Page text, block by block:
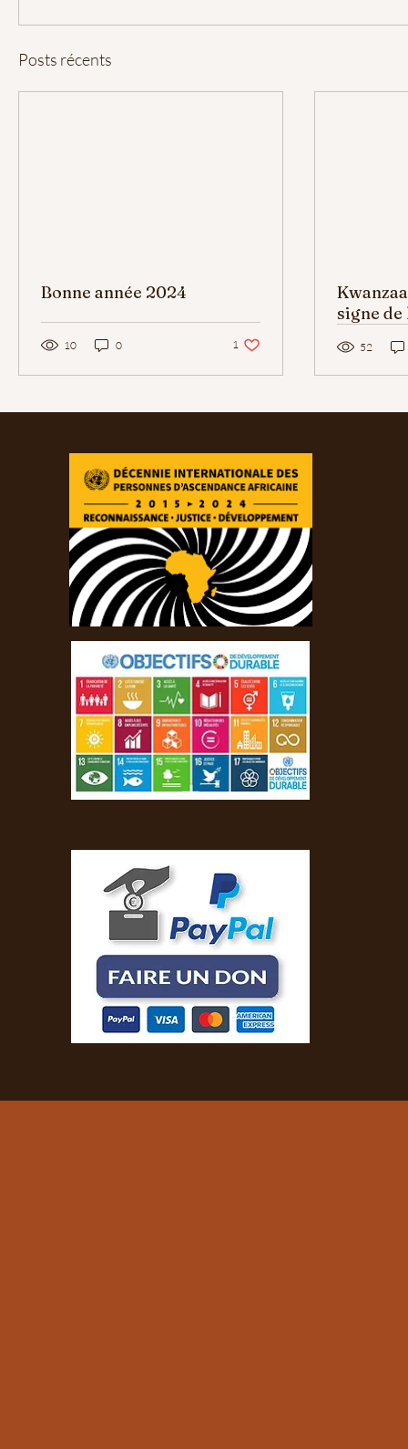
Posts récents
Bonne année 2024
10 0 1 j'aime. Vous n'aimez plus ce post
1
signe
52